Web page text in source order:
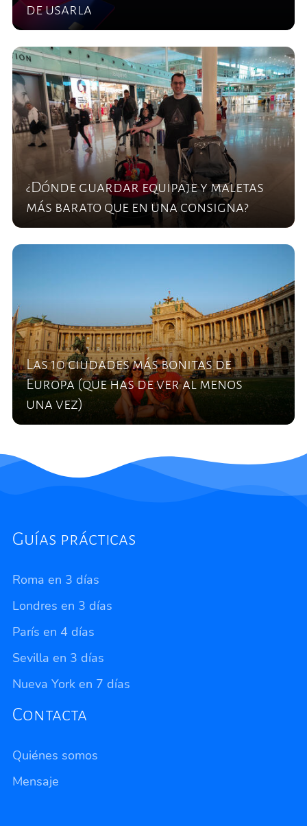
de usarla
¿Dónde guardar equipaje y maletas
más barato que en una consigna?
Las 10 ciudades más bonitas de
Europa (que has de ver al menos
una vez)
Guías prácticas
Roma en 3 días
Londres en 3 días
París en 4 días
Sevilla en 3 días
Nueva York en 7 días
Contacta
Quiénes somos
Mensaje